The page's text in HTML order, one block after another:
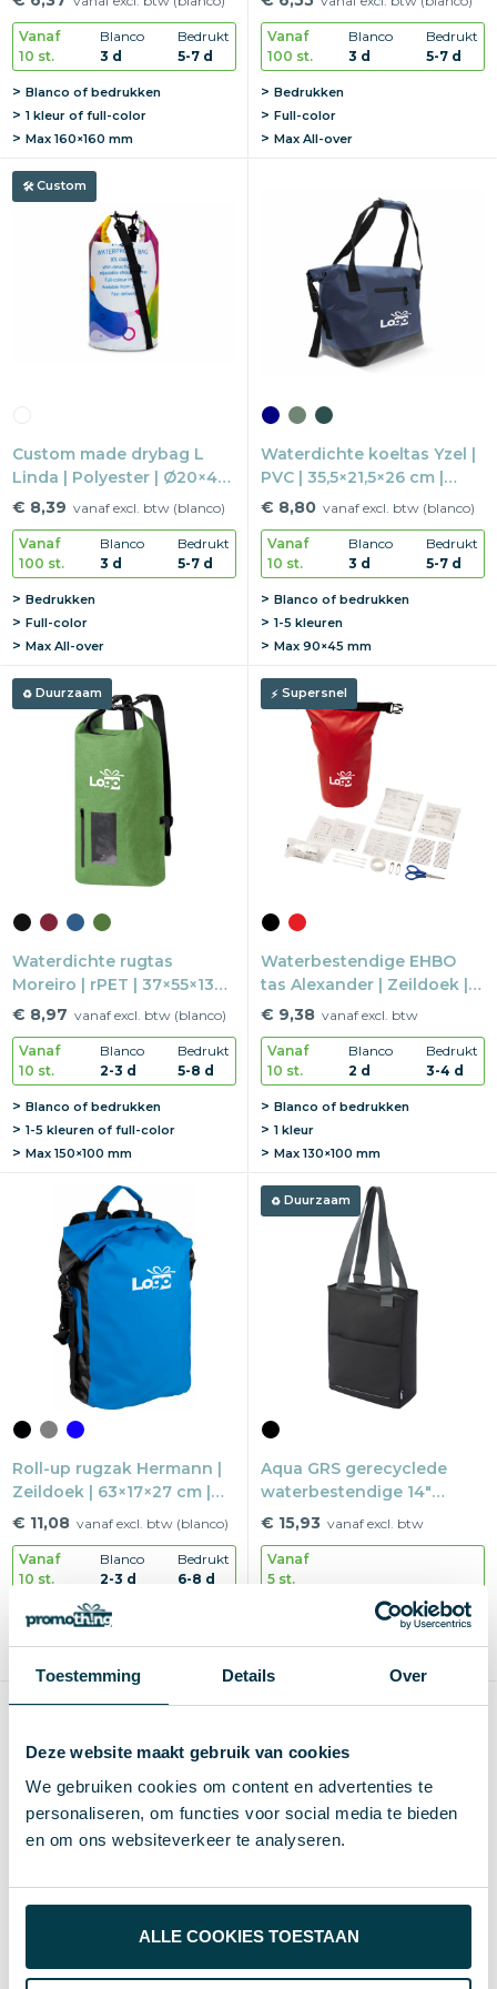
Toestemming Details Over
Deze website maakt gebruik van cookies
We gebruiken cookies om content en advertenties te
personaliseren, om functies voor social media te bieden
en om ons websiteverkeer te analyseren.
ALLE COOKIES TOESTAAN
Vanaf
10 st.
Blanco
3 d
Bedrukt
5-7 d
Blanco of bedrukken
1 kleur of full-color
Max 160×160 mm
Vanaf
100 st.
Blanco
3 d
Bedrukt
5-7 d
Bedrukken
Full-color
Max All-over
Custom
Custom made drybag L
Linda | Polyester | Ø20×44
cm | Eigen ontwerp
€ 8,39 vanaf excl. btw (blanco)
Vanaf
100 st.
Blanco
3 d
Bedrukt
5-7 d
Bedrukken
Full-color
Max All-over
Waterdichte koeltas Yzel |
PVC | 35,5×21,5×26 cm |
Roll-up
€ 8,80 vanaf excl. btw (blanco)
Vanaf
10 st.
Blanco
3 d
Bedrukt
5-7 d
Blanco of bedrukken
1-5 kleuren
Max 90×45 mm
Duurzaam
Waterdichte rugtas
Moreiro | rPET | 37×55×13
cm | Touchscreen venster
€ 8,97 vanaf excl. btw (blanco)
Vanaf
10 st.
Blanco
2-3 d
Bedrukt
5-8 d
Blanco of bedrukken
1-5 kleuren of full-color
Max 150×100 mm
Supersnel
Waterbestendige EHBO
tas Alexander | Zeildoek |
40×14×34 cm | 30-delig
€ 9,38 vanaf excl. btw
Vanaf
10 st.
Blanco
2 d
Bedrukt
3-4 d
Blanco of bedrukken
1 kleur
Max 130×100 mm
Roll-up rugzak Hermann |
Zeildoek | 63×17×27 cm |
Met gesp sluiting
€ 11,08 vanaf excl. btw (blanco)
Vanaf
10 st.
Blanco
2-3 d
Bedrukt
6-8 d
Blanco of bedrukken
Duurzaam
Aqua GRS gerecyclede
waterbestendige 14"
laptopdraagtas 14 l
€ 15,93 vanaf excl. btw
Vanaf
5 st.
600D van GRS-gecertificeerd gerecycled polyester
Waterdichte sporttas
Vinga draagtas Baltimore |